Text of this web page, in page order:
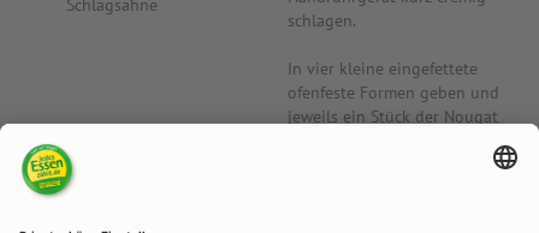
Schlagsahne
schlagen.
In vier kleine eingefettete
ofenfeste Formen geben und
jeweils ein Stück der Nougat
Schokolade mittig in den Teig